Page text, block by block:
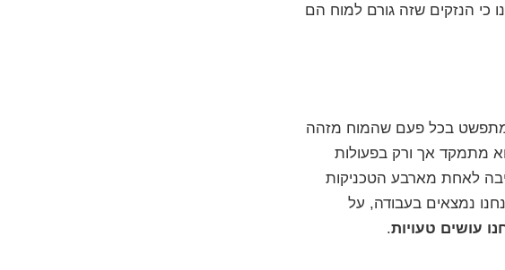
כי הנזקים שזה גורם למוח הם
בכל פעם שהמוח מזהה
מתמקד אך ורק בפעולות
לאחת מארבע הטכניקות
נמצאים בעבודה, על
עושים טעויות.